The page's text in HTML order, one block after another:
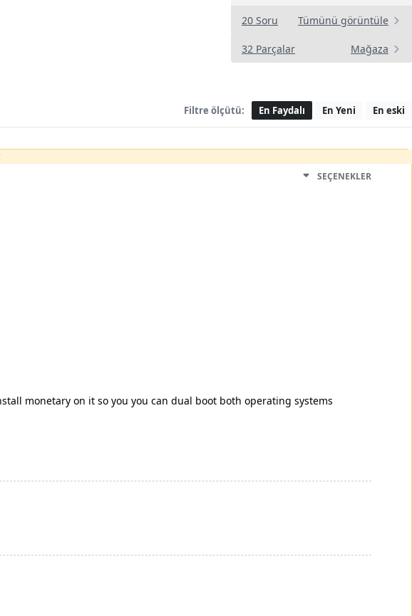
20 Soru Tümünü görüntüle
32 Parçalar Mağaza
Filtre ölçütü: En Faydalı En Yeni En eski
SEÇENEKLER
monetary on it so you you can dual boot both operating systems